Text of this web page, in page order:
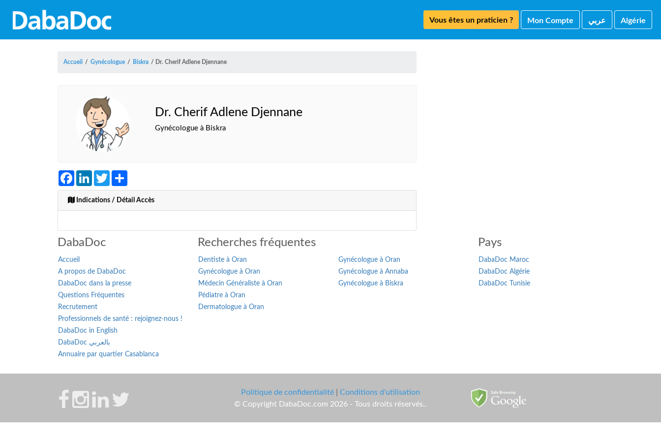
Vous êtes un praticien ? Mon Compte ﻋﺮﺑﻲ Algérie
Accueil / Gynécologue / Biskra / Dr. Cherif Adlene Djennane
Dr. Cherif Adlene Djennane
Gynécologue à Biskra
FacebookLinkedInTwitter
Indications / Détail Accès
DabaDoc
Accueil
A propos de DabaDoc
DabaDoc dans la presse
Questions Fréquentes
Recrutement
Professionnels de santé : rejoignez-nous !
DabaDoc in English
DabaDoc بالعربي
Annuaire par quartier Casablanca
Recherches fréquentes
Dentiste à Oran
Gynécologue à Oran
Médecin Généraliste à Oran
Pédiatre à Oran
Dermatologue à Oran
Gynécologue à Oran
Gynécologue à Annaba
Gynécologue à Biskra
Pays
DabaDoc Maroc
DabaDoc Algérie
DabaDoc Tunisie
Politique de confidentialité
Conditions d'utilisation
© Copyright DabaDoc.com 2026 - Tous droits réservés..